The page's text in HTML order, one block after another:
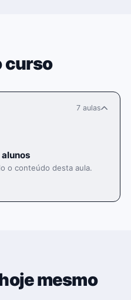
curso
7 aulas
o conteúdo desta aula.
mesmo